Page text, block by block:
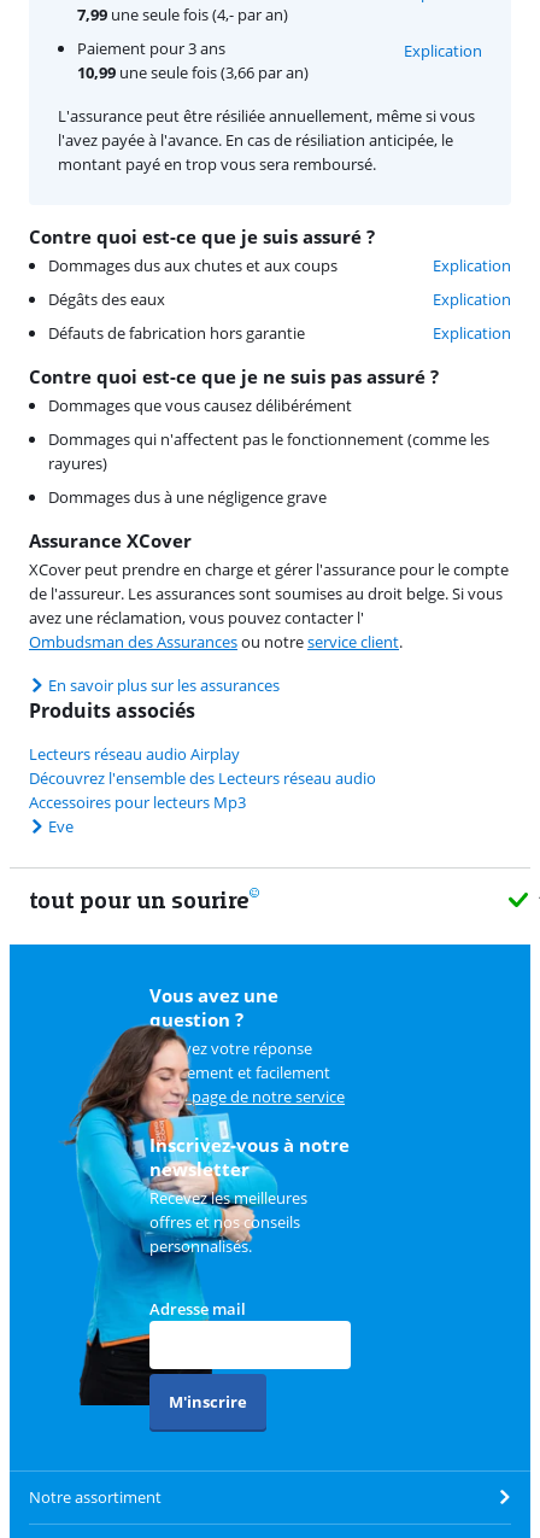
Contre quoi est-ce que je suis assuré ?
Dommages dus aux chutes et aux coups
Explication
Dégâts des eaux
Explication
Défauts de fabrication hors garantie
Explication
Contre quoi est-ce que je ne suis pas assuré ?
Dommages que vous causez délibérément
Dommages qui n'affectent pas le fonctionnement (comme les
rayures)
Dommages dus à une négligence grave
Assurance XCover
XCover peut prendre en charge et gérer l'assurance pour le compte
de l'assureur. Les assurances sont soumises au droit belge. Si vous
avez une réclamation, vous pouvez contacter l'
Ombudsman des Assurancesou notreservice client.
En savoir plus sur les assurances
7,99 une seule fois (4,- par an)
Paiement pour 3 ans
10,99 une seule fois (3,66 par an)
Explication
L'assurance peut être résiliée annuellement, même si vous
l'avez payée à l'avance. En cas de résiliation anticipée, le
montant payé en trop vous sera remboursé.
Produits associés
Lecteurs réseau audio Airplay
Découvrez l'ensemble des Lecteurs réseau audio
Accessoires pour lecteurs Mp3
Eve
tout pour un sourire 11
Vous avez une
question ?
Trouvez votre réponse
rapidement et facilement
surla page de notre service
client.
Inscrivez-vous à notre
newsletter
Recevez les meilleures
offres et nos conseils
personnalisés.
Adresse mail
M'inscrire
Notre assortiment